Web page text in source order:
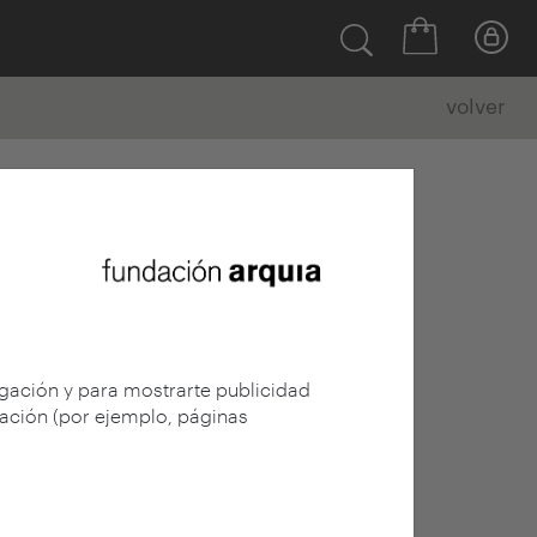
y para mostrarte publicidad
(por ejemplo, páginas
volver